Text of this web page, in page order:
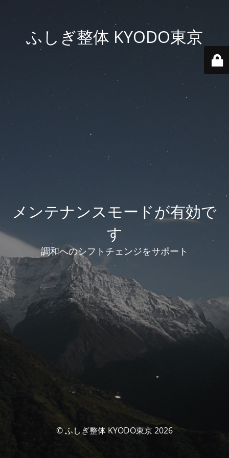
ふしぎ整体 KYODO東京
メンテナンスモードが有効で
す
調和へのシフトチェンジをサポート
© ふしぎ整体 KYODO東京 2026